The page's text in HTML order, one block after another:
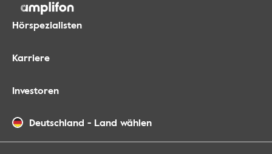
Hörspezialisten
Karriere
Investoren
Deutschland - Land wählen